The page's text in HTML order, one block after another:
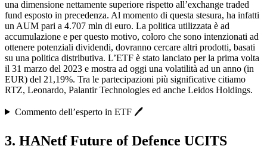
una dimensione nettamente superiore rispetto all’exchange traded
fund esposto in precedenza. Al momento di questa stesura, ha infatti
un AUM pari a 4.707 mln di euro. La politica utilizzata è ad
accumulazione e per questo motivo, coloro che sono intenzionati ad
ottenere potenziali dividendi, dovranno cercare altri prodotti, basati
su una politica distributiva. L’ETF è stato lanciato per la prima volta
il 31 marzo del 2023 e mostra ad oggi una volatilità ad un anno (in
EUR) del 21,19%. Tra le partecipazioni più significative citiamo
RTZ, Leonardo, Palantir Technologies ed anche Leidos Holdings.
Commento dell’esperto in ETF 🖊️
3. HANetf Future of Defence UCITS